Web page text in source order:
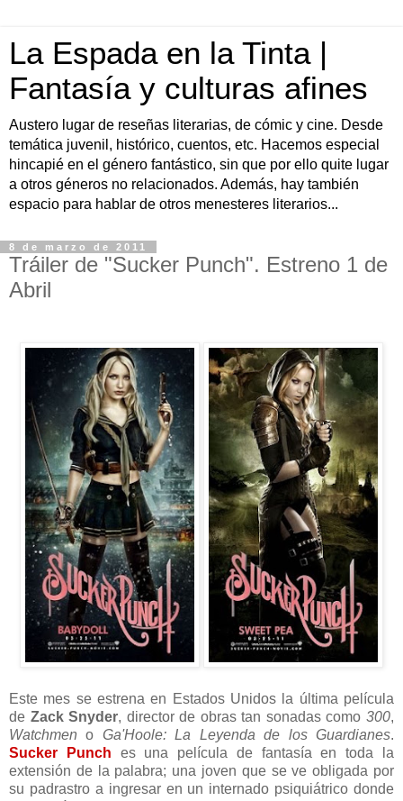
La Espada en la Tinta |
Fantasía y culturas afines
Austero lugar de reseñas literarias, de cómic y cine. Desde
temática juvenil, histórico, cuentos, etc. Hacemos especial
hincapié en el género fantástico, sin que por ello quite lugar
a otros géneros no relacionados. Además, hay también
espacio para hablar de otros menesteres literarios...
8 de marzo de 2011
Tráiler de "Sucker Punch". Estreno 1 de
Abril
Este mes se estrena en Estados Unidos la última película
de Zack Snyder, director de obras tan sonadas como300,
Watchmen o Ga'Hoole: La Leyenda de los Guardianes.
Sucker Punch es una película de fantasía en toda la
extensión de la palabra; una joven que se ve obligada por
su padrastro a ingresar en un internado psiquiátrico donde